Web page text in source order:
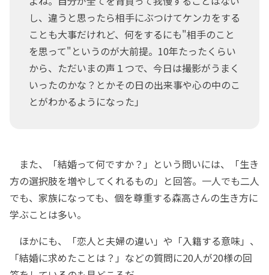
し、違うと思ったら相手にぶつけてケンカをする
ことも大事だけれど、何をするにも"相手のこと
を思って"というのが大前提。10年たったくらい
から、ただいまの声１つで、今日は撮影がうまく
いったのかな？とかその日の出来事や心の中のこ
とがわかるようになった」
また、「結婚って何ですか？」という問いには、「生き
方の選択肢を増やしてくれるもの」と回答。一人でも二人
でも、家族になっても、個を尊重する森高さんの生き方に
学ぶことは多い。
ほかにも、「恋人と夫婦の違い」や「入籍する意味」、
「結婚に求めたことは？」などの質問に20人が20様の回